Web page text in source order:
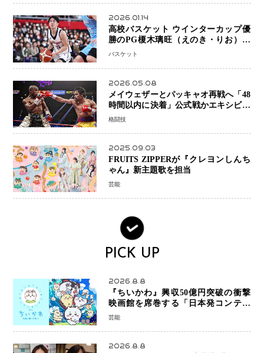
2026.01.14
高校バスケット ウインターカップ優
勝のPG榎木璃旺（えのき・りお）が
プロの現場へ―。
バスケット
2026.05.08
メイウェザーとパッキャオ再戦へ「48
時間以内に決着」公式戦かエキシビシ
ョンか混迷続く
格闘技
2025.09.03
FRUITS ZIPPERが『クレヨンしんち
ゃん』新主題歌を担当
芸能
PICK UP
2026.8.8
『ちいかわ』興収50億円突破の衝撃
映画館を席巻する「日本発コンテン
ツ」の強さ スパイダーマン、モアナ
芸能
2026.8.8